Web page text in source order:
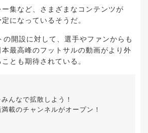
集など、さまざまなコンテンツが
になっているそうだ。
開設に対して、選手やファンからも
最高峰のフットサルの動画がより外
とも期待されている。
んなで拡散しよう！
載のチャンネルがオープン！